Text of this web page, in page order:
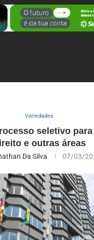
Variedades
seletivo
e outras áreas
Da Silva 07/03/